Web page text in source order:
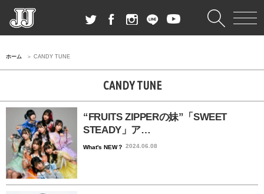
ホーム CANDY TUNE
CANDY TUNE
“FRUITS ZIPPERの妹”「SWEET
STEADY」ア…
What's NEW？ 2024.06.08